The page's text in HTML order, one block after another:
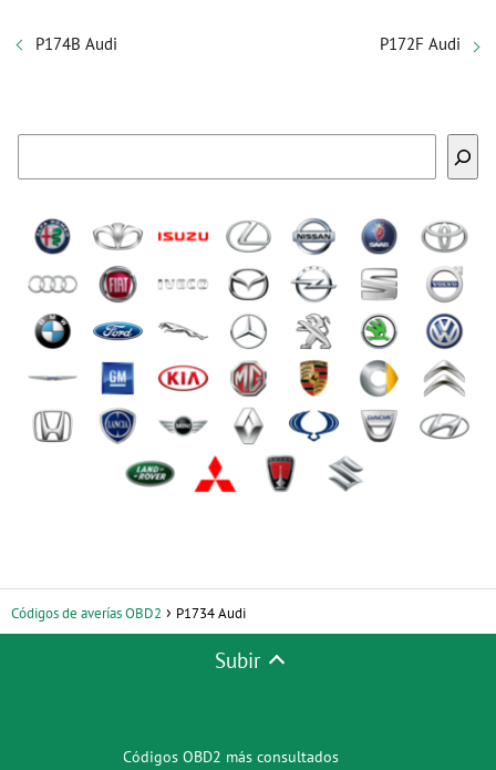
P174B Audi P172F Audi
Códigos de averías OBD2 P1734 Audi
Subir
Códigos OBD2 más consultados